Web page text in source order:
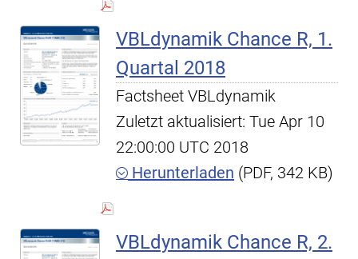
VBLdynamik Chance R, 1.
Quartal 2018
Factsheet VBLdynamik
Zuletzt aktualisiert: Tue Apr 10
22:00:00 UTC 2018
Herunterladen (PDF, 342 KB)
VBLdynamik Chance R, 2.